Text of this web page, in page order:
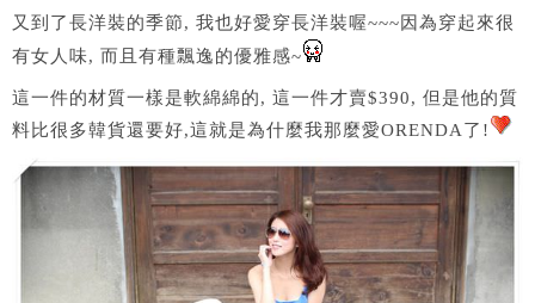
又到了長洋裝的季節, 我也好愛穿長洋裝喔~~~因為穿起來很
有女人味, 而且有種飄逸的優雅感~
這一件的材質一樣是軟綿綿的, 這一件才賣$390, 但是他的質
料比很多韓貨還要好,這就是為什麼我那麼愛ORENDA了!